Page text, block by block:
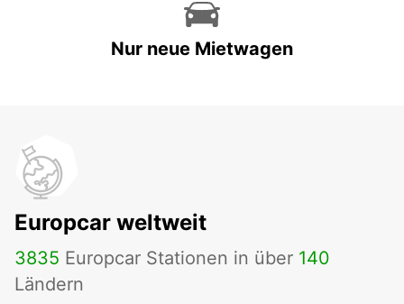
Nur neue Mietwagen
Europcar weltweit
3835 Europcar Stationen in über 140
Ländern